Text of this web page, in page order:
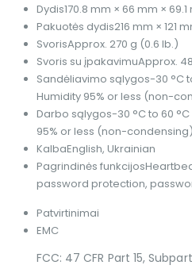
Dydis170.8 mm × 66 mm × 69.1
Pakuotės dydis216 mm × 121
SvorisApprox. 270 g (0.6 lb.)
Svoris su įpakavimuApprox.
Sandėliavimo sąlygos-30 °C
Humidity 95% or less (non-
Darbo sąlygos-30 °C to 60
95% or less (non-condensing)
KalbaEnglish, Ukrainian
Pagrindinės funkcijos
password protection,
Patvirtinimai
EMC
FCC: 47 CFR Part 15,